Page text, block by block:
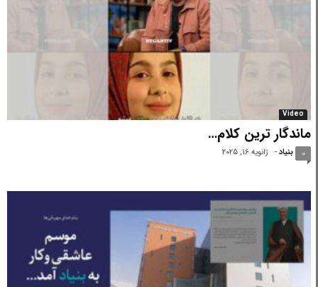
Video
ماندگار ترین کلام…
بنیاد - ژانویه 16, 2025 0